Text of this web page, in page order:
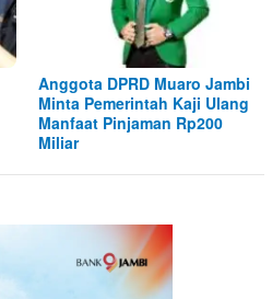
Anggota DPRD Muaro Jambi
Minta Pemerintah Kaji Ulang
Manfaat Pinjaman Rp200
Miliar